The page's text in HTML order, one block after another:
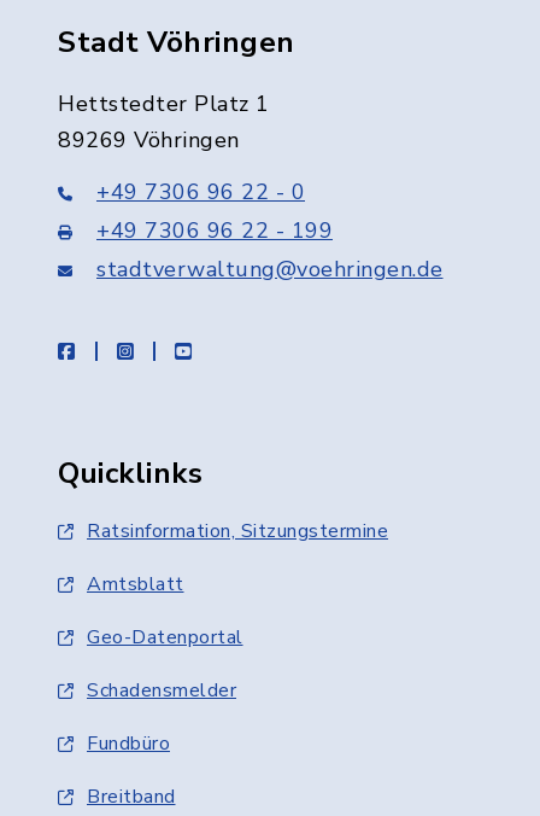
Stadt Vöhringen
Hettstedter Platz 1
89269 Vöhringen
+49 7306 96 22 - 0
+49 7306 96 22 - 199
stadtverwaltung@voehringen.de
facebookinstagramyoutube
Quicklinks
Ratsinformation, Sitzungstermine
Amtsblatt
Geo-Datenportal
Schadensmelder
Fundbüro
Breitband